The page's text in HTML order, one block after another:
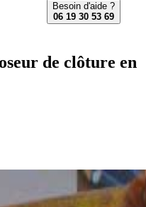
Besoin d'aide ?
06 19 30 53 69
de clôture en